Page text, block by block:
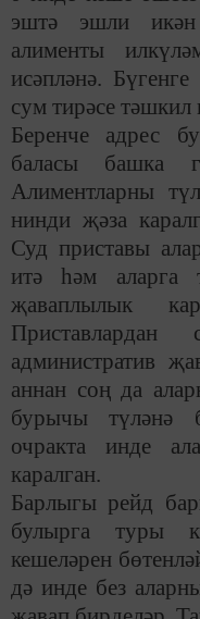
эштә эшли
алименты
исәпләнә.
сум тирәсе тәшкил
Беренче адрес
баласы башка
Алиментларны
нинди җәза
Суд приставы
итә һәм аларга
җаваплылык
административ
аннан соң да
бурычы түләнә
очракта инде
каралган.
Барлыгы рейд
булырга туры
кешеләрен
дә инде без